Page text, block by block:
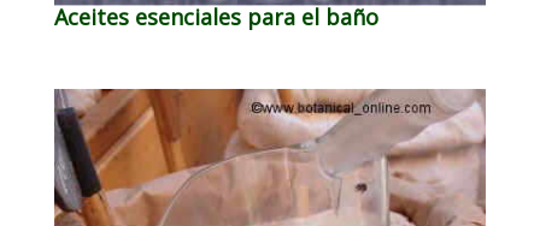
Aceites esenciales para el baño